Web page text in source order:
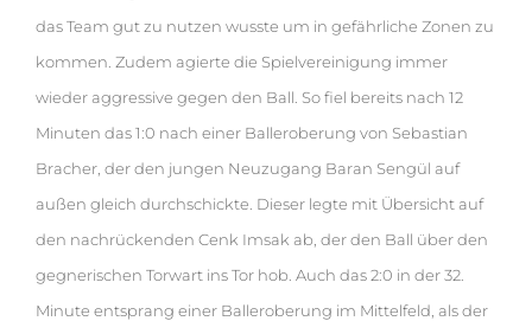
das Team gut zu nutzen wusste um in gefährliche Zonen zu
kommen. Zudem agierte die Spielvereinigung immer
wieder aggressive gegen den Ball. So fiel bereits nach 12
Minuten das 1:0 nach einer Balleroberung von Sebastian
Bracher, der den jungen Neuzugang Baran Sengül auf
außen gleich durchschickte. Dieser legte mit Übersicht auf
den nachrückenden Cenk Imsak ab, der den Ball über den
gegnerischen Torwart ins Tor hob. Auch das 2:0 in der 32.
Minute entsprang einer Balleroberung im Mittelfeld, als der